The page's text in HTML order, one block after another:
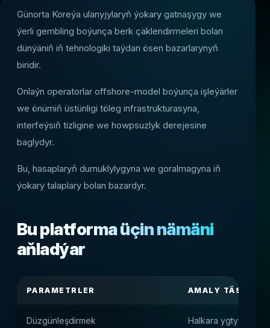
Günorta Koreýa ulanyjylaryň ýokary gatnaşygy we
ýerli gembling boýunça berk çäklendirmeleri bolan
dünýäniň iň tehnologiki taýdan ösen bazarlarynyň
biridir.
Onlaýn operatorlar offshore-model boýunça işleýärler
we önümiň üstünligi töleg infrastrukturasyna,
interfeýsiň tizligine we howpsuzlyk derejesine
baglydyr.
Bu, hasaplaryň durnuklylygyna we goralmagyna iň
ýokary talaplary bolan bazardyr.
Bu platforma üçin nämäni
aňladýar
PARAMETRLER AMALY TÄSIR
Düzgünleşdirmek Halkara